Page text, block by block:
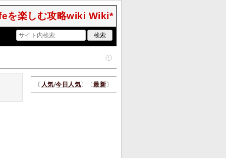
を楽しむ攻略wiki Wiki*
〔 人気/今日人気〕〔最新〕